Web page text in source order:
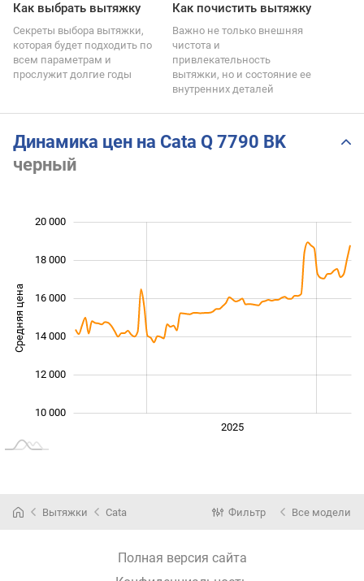
Как выбрать вытяжку
Секреты выбора вытяжки,
которая будет подходить по
всем параметрам и
прослужит долгие годы
Как почистить вытяжку
Важно не только внешняя
чистота и
привлекательность
вытяжки, но и состояние ее
внутренних деталей
Динамика цен на Cata Q 7790 BK
черный
Средняя цена
10 000
12 000
14 000
16 000
18 000
20 000
2025
Вытяжки Cata Фильтр Все модели
Полная версия сайта